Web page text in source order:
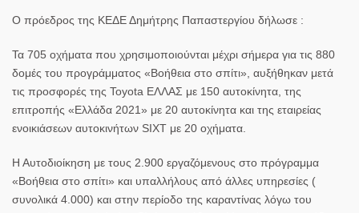
Ο πρόεδρος της ΚΕΔΕ Δημήτρης Παπαστεργίου δήλωσε :
Τα 705 οχήματα που χρησιμοποιούνται μέχρι σήμερα για τις 880
δομές του προγράμματος «Βοήθεια στο σπίτι», αυξήθηκαν μετά
τις προσφορές της Toyota ΕΛΛΑΣ με 150 αυτοκίνητα, της
επιτροπής «Ελλάδα 2021» με 20 αυτοκίνητα και της εταιρείας
ενοικιάσεων αυτοκινήτων SIXT με 20 οχήματα.
Η Αυτοδιοίκηση με τους 2.900 εργαζόμενους στο πρόγραμμα
«Βοήθεια στο σπίτι» και υπαλλήλους από άλλες υπηρεσίες (
συνολικά 4.000) και στην περίοδο της καραντίνας λόγω του